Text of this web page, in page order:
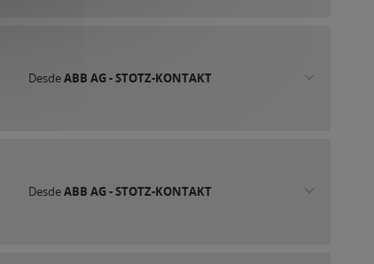
DesdeABB AG - STOTZ-KONTAKT
DesdeABB AG - STOTZ-KONTAKT